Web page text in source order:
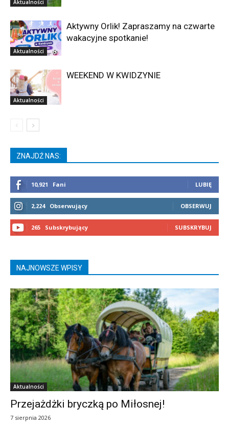
Aktualności
Aktualności
Aktywny Orlik! Zapraszamy na czwarte
wakacyjne spotkanie!
Aktualności
WEEKEND W KWIDZYNIE
ZNAJDŹ NAS:
10,921 Fani LUBIĘ
2,224 Obserwujący OBSERWUJ
265 Subskrybujący SUBSKRYBUJ
NAJNOWSZE WPISY
Aktualności
Przejażdżki bryczką po Miłosnej!
7 sierpnia 2026